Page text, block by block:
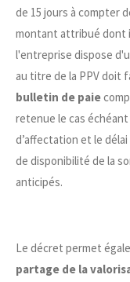
de 15 jours à compter
montant attribué dont
l'entreprise dispose
au titre de la PPV doit
bulletin de paie
retenue le cas échéant
d’affectation et le
de disponibilité de la
anticipés.
Le décret permet
partage de la